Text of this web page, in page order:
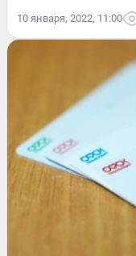
10 января, 2022, 11:00